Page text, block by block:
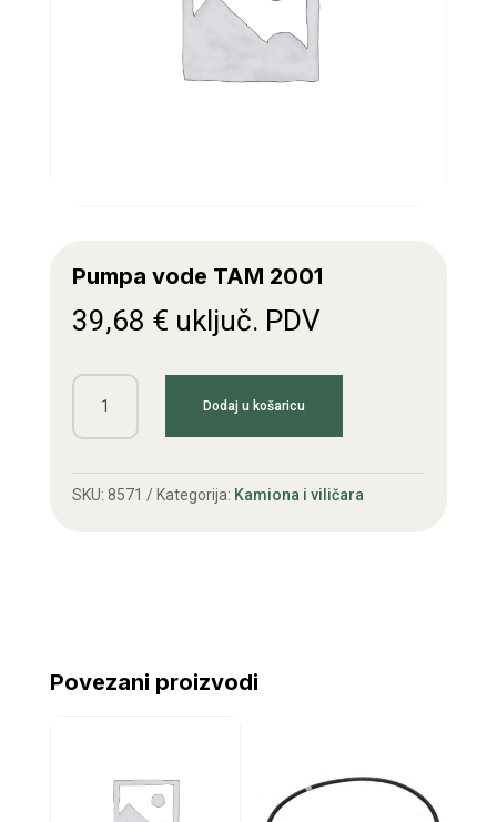
Pumpa vode TAM 2001
39,68 € uključ. PDV
Pumpa
vode
2001
količina
Dodaj u košaricu
SKU: 8571 Kategorija: Kamiona i viličara
Povezani proizvodi